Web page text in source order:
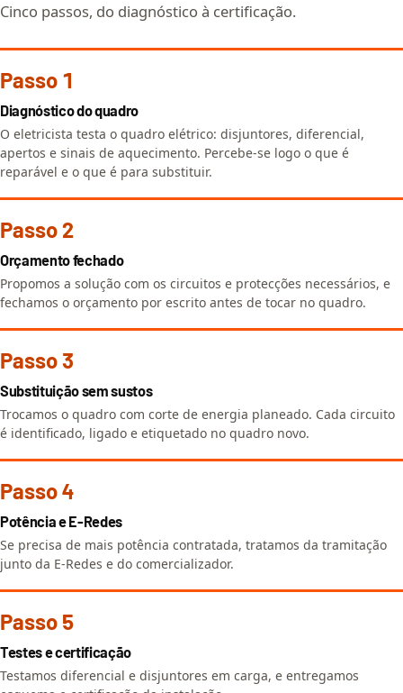
Cinco passos, do diagnóstico à certificação.
Passo 1
Diagnóstico do quadro
O eletricista testa o quadro elétrico: disjuntores, diferencial,
apertos e sinais de aquecimento. Percebe-se logo o que é
reparável e o que é para substituir.
Passo 2
Orçamento fechado
Propomos a solução com os circuitos e protecções necessários, e
fechamos o orçamento por escrito antes de tocar no quadro.
Passo 3
Substituição sem sustos
Trocamos o quadro com corte de energia planeado. Cada circuito
é identificado, ligado e etiquetado no quadro novo.
Passo 4
Potência e E-Redes
Se precisa de mais potência contratada, tratamos da tramitação
junto da E-Redes e do comercializador.
Passo 5
Testes e certificação
Testamos diferencial e disjuntores em carga, e entregamos